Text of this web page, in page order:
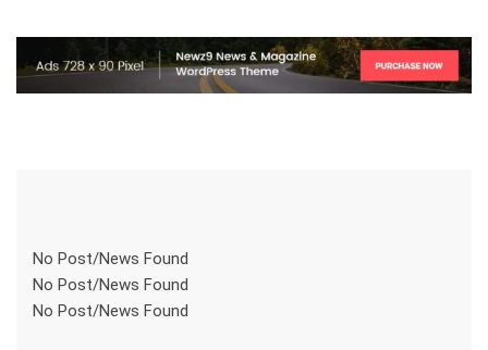
No Post/News Found
No Post/News Found
No Post/News Found